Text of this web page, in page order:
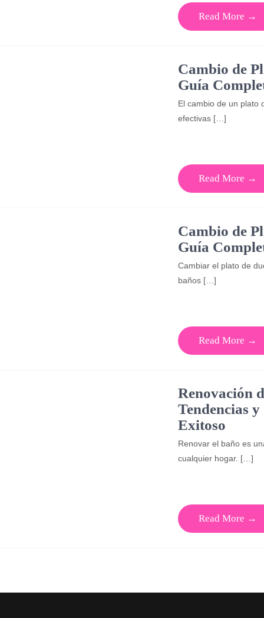
Read More →
Cambio de
Guía
El cambio de un plato
efectivas […]
Read More →
Cambio de
Guía
Cambiar el plato de
baños […]
Read More →
Renovación
Tendencias
Exitoso
Renovar el baño es
cualquier hogar. […]
Read More →